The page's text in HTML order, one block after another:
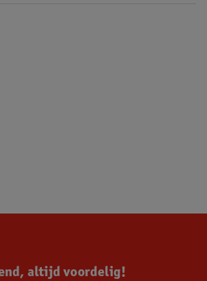
altijd voordelig!